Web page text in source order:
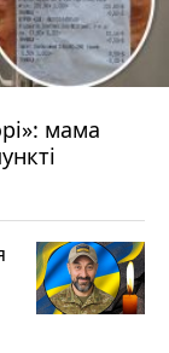
мама